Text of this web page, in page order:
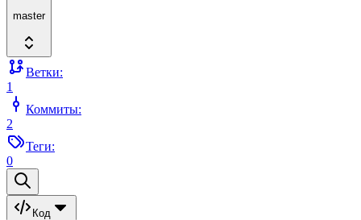
master
Ветки:
1
Коммиты:
2
Теги:
0
Код